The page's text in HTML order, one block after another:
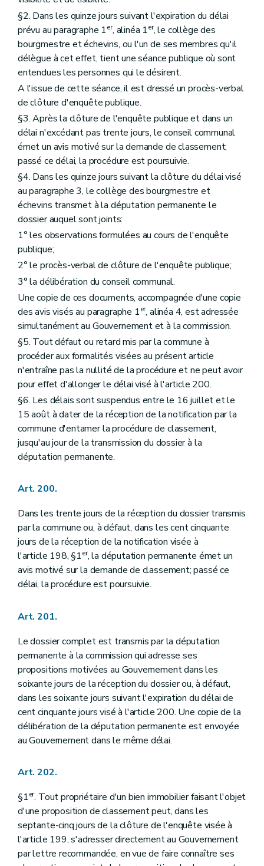
§2. Dans les quinze jours suivant l'expiration du délai
prévu au paragraphe 1er, alinéa 1er, le collège des
bourgmestre et échevins, ou l'un de ses membres qu'il
délègue à cet effet, tient une séance publique où sont
entendues les personnes qui le désirent.
A l'issue de cette séance, il est dressé un procès-verbal
de clôture d'enquête publique.
§3. Après la clôture de l'enquête publique et dans un
délai n'excédant pas trente jours, le conseil communal
émet un avis motivé sur la demande de classement;
passé ce délai, la procédure est poursuivie.
§4. Dans les quinze jours suivant la clôture du délai visé
au paragraphe 3, le collège des bourgmestre et
échevins transmet à la députation permanente le
dossier auquel sont joints:
1° les observations formulées au cours de l'enquête
publique;
2° le procès-verbal de clôture de l'enquête publique;
3° la délibération du conseil communal.
Une copie de ces documents, accompagnée d'une copie
des avis visés au paragraphe 1er, alinéa 4, est adressée
simultanément au Gouvernement et à la commission.
§5. Tout défaut ou retard mis par la commune à
procéder aux formalités visées au présent article
n'entraîne pas la nullité de la procédure et ne peut avoir
pour effet d'allonger le délai visé à l'article 200.
§6. Les délais sont suspendus entre le 16 juillet et le
15 août à dater de la réception de la notification par la
commune d'entamer la procédure de classement,
jusqu'au jour de la transmission du dossier à la
députation permanente.
Art. 200.
Dans les trente jours de la réception du dossier transmis
par la commune ou, à défaut, dans les cent cinquante
jours de la réception de la notification visée à
l'article 198, §1er, la députation permanente émet un
avis motivé sur la demande de classement; passé ce
délai, la procédure est poursuivie.
Art. 201.
Le dossier complet est transmis par la députation
permanente à la commission qui adresse ses
propositions motivées au Gouvernement dans les
soixante jours de la réception du dossier ou, à défaut,
dans les soixante jours suivant l'expiration du délai de
cent cinquante jours visé à l'article 200. Une copie de la
délibération de la députation permanente est envoyée
au Gouvernement dans le même délai.
Art. 202.
§1er. Tout propriétaire d'un bien immobilier faisant l'objet
d'une proposition de classement peut, dans les
septante-cinq jours de la clôture de l'enquête visée à
l'article 199, s'adresser directement au Gouvernement
par lettre recommandée, en vue de faire connaître ses